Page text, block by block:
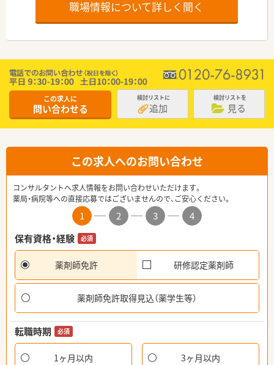
職場情報について詳しく聞く
この求人に
問い合わせる
検討リストに
追加
検討リストを
見る
この求人へのお問い合わせ
コンサルタントへ求人情報をお問い合わせいただけます。
薬局・病院等への直接応募ではございませんので、ご安心ください。
1 2 3
4
保有資格・経験
必須
薬剤師免許 研修認定薬剤師
薬剤師免許取得見込（薬学生等）
転職時期 必須
1ヶ月以内 3ヶ月以内